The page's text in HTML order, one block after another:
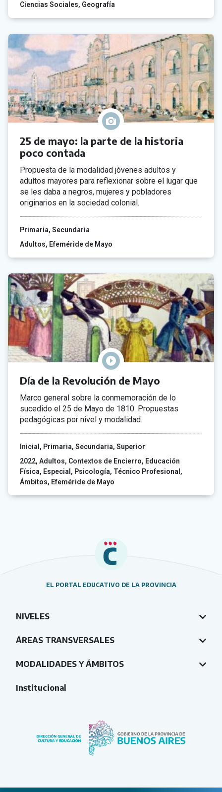
Ciencias Sociales Geografía
25 de mayo: la parte de la historia
poco contada
Propuesta de la modalidad jóvenes adultos y
adultos mayores para reflexionar sobre el lugar que
se les daba a negros, mujeres y pobladores
originarios en la sociedad colonial.
Primaria Secundaria
Adultos
Efeméride de Mayo
Día de la Revolución de Mayo
Marco general sobre la conmemoración de lo
sucedido el 25 de Mayo de 1810. Propuestas
pedagógicas por nivel y modalidad.
Inicial Primaria Secundaria Superior
2022 Adultos Contextos de Encierro
Educación
Física
Especial Psicología Técnico Profesional
Ámbitos
Efeméride de Mayo
EL PORTAL EDUCATIVO DE LA PROVINCIA
NIVELES
ÁREAS TRANSVERSALES
MODALIDADES Y ÁMBITOS
Institucional